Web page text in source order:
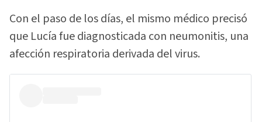
Con el paso de los días, el mismo médico precisó
que Lucía fue diagnosticada con neumonitis, una
afección respiratoria derivada del virus.